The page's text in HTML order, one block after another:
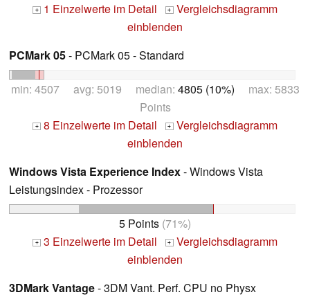
+ 1 Einzelwerte im Detail + Vergleichsdiagramm
einblenden
PCMark 05- PCMark 05 - Standard
min: 4507 avg: 5019 median: 4805 (10%) max: 5833
Points
+ 8 Einzelwerte im Detail + Vergleichsdiagramm
einblenden
Windows Vista Experience Index- Windows Vista
Leistungsindex - Prozessor
5 Points (71%)
+ 3 Einzelwerte im Detail + Vergleichsdiagramm
einblenden
3DMark Vantage- 3DM Vant. Perf. CPU no Physx